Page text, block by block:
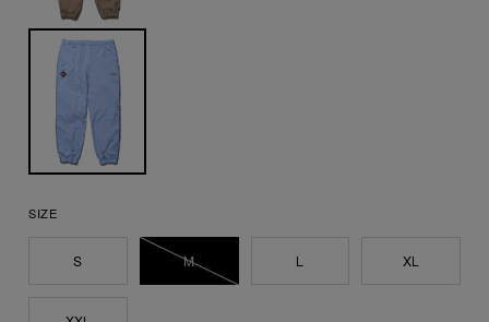
SIZE
S M L XL